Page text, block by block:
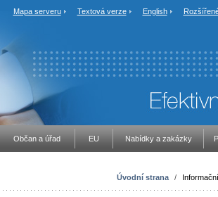
Mapa serveru Textová verze English
Občan a úřad EU Nabídky a zakázky
Úvodní strana /